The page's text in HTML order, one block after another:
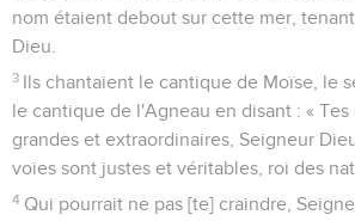
nom étaient debout sur cette mer,
Dieu.
3 Ils chantaient le cantique de Moïse, le
le cantique de l'Agneau en disant : «
grandes et extraordinaires, Seigneur
voies sont justes et véritables, roi des
4 Qui pourrait ne pas [te] craindre,